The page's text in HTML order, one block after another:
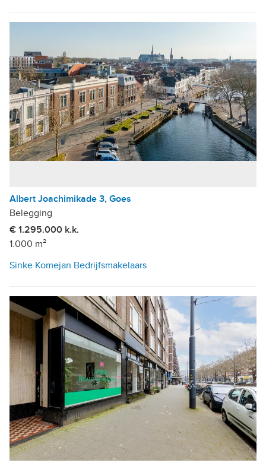
Albert Joachimikade 3, Goes
Belegging
€ 1.295.000 k.k.
1.000 m²
Sinke Komejan Bedrijfsmakelaars